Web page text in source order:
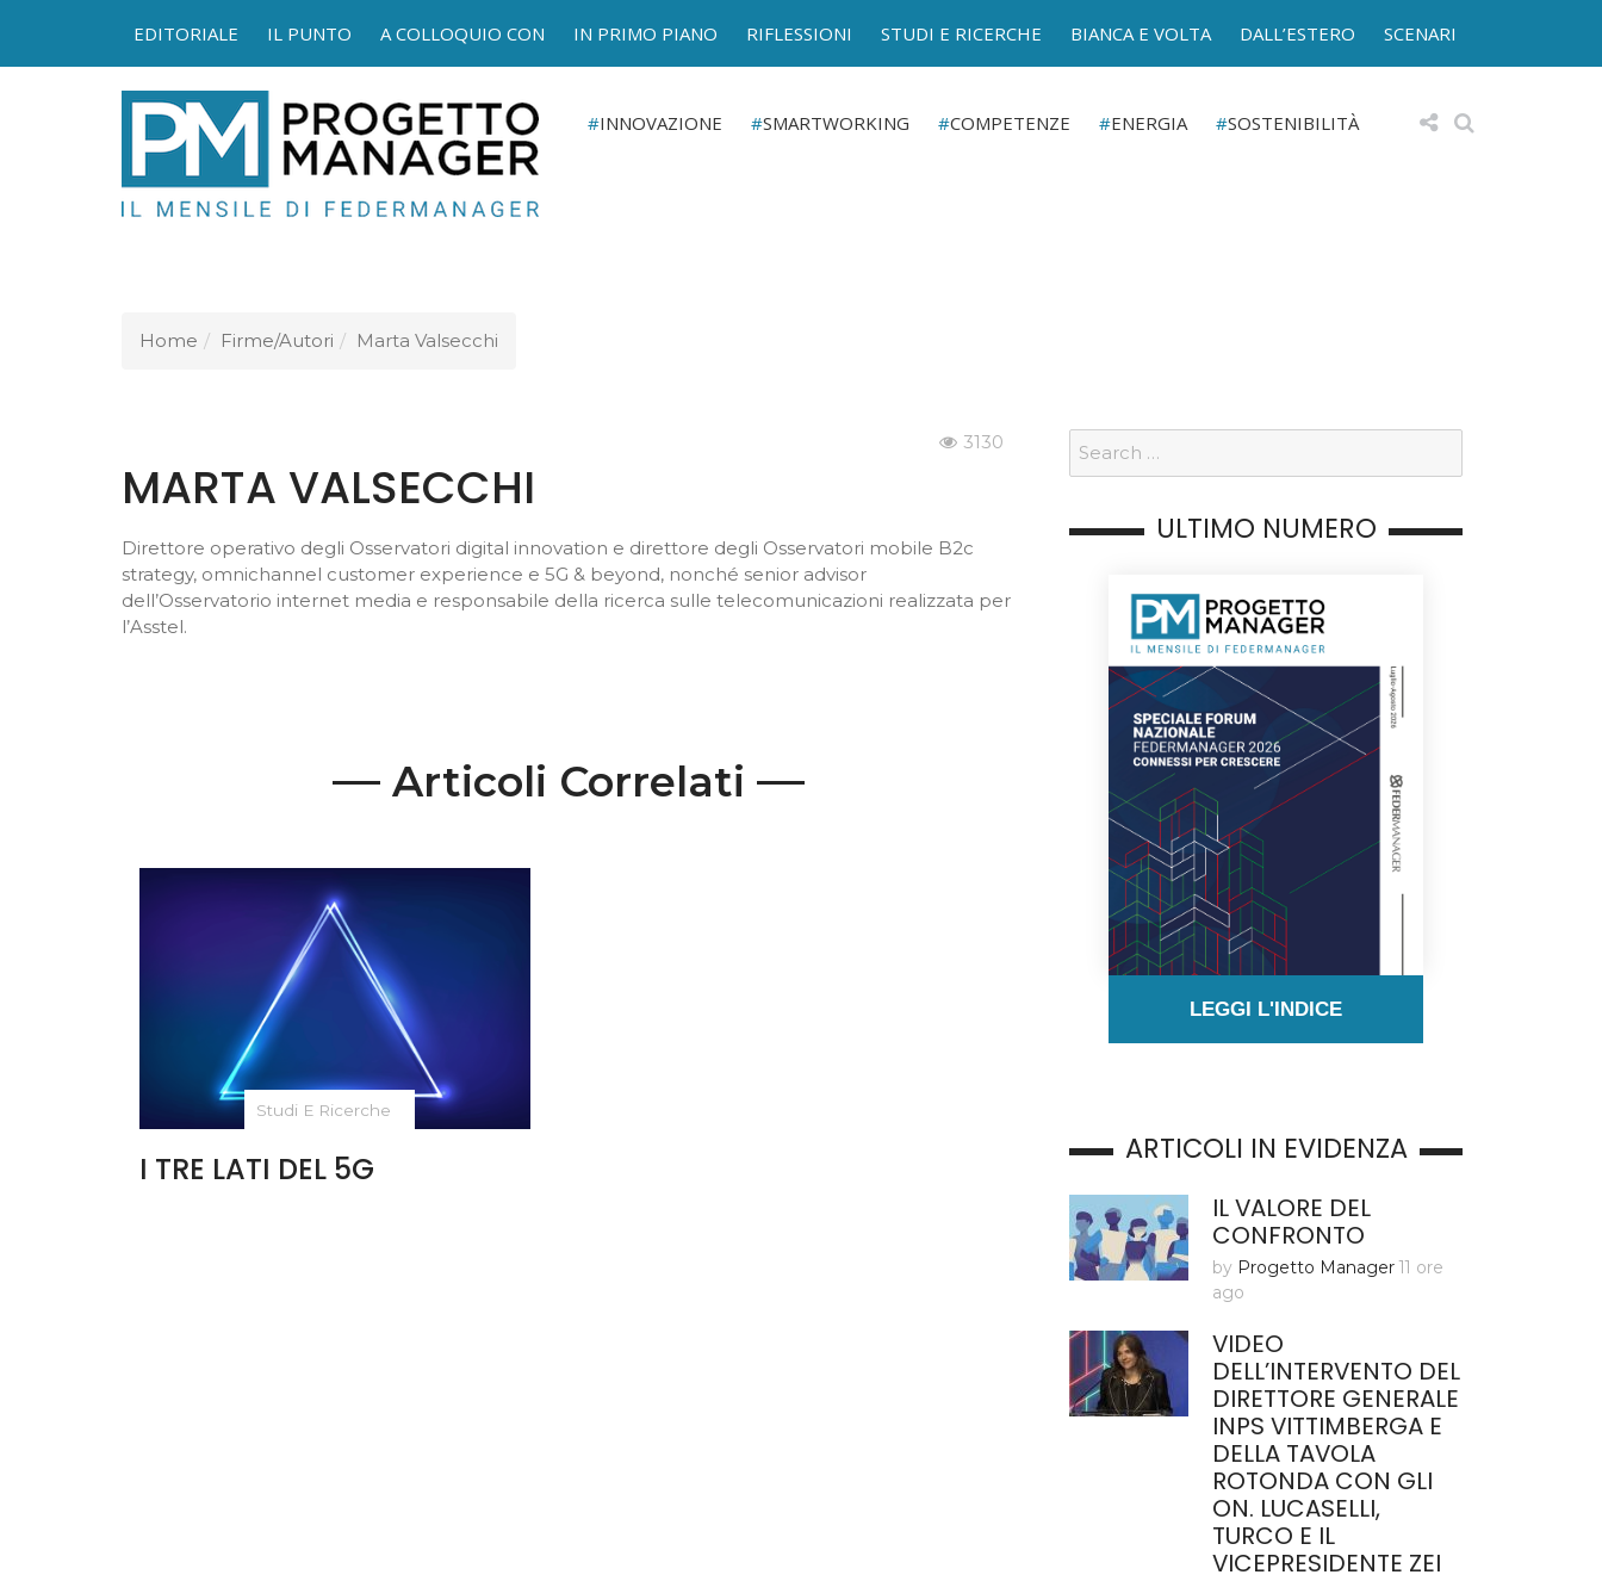
EDITORIALE IL PUNTO A COLLOQUIO CON IN PRIMO PIANO RIFLESSIONI STUDI E RICERCHE BIANCA E VOLTA DALL’ESTERO SCENARI
INNOVAZIONE SMARTWORKING COMPETENZE ENERGIA SOSTENIBILITÀ
Home Firme/Autori Marta Valsecchi
3130
MARTA VALSECCHI
Direttore operativo degli Osservatori digital innovation e direttore degli Osservatori mobile B2c
strategy, omnichannel customer experience e 5G & beyond, nonché senior advisor
dell’Osservatorio internet media e responsabile della ricerca sulle telecomunicazioni realizzata per
l’Asstel.
Articoli Correlati
Studi E Ricerche
I TRE LATI DEL 5G
ULTIMO NUMERO
LEGGI L'INDICE
ARTICOLI IN EVIDENZA
IL VALORE DEL
CONFRONTO
by Progetto Manager 11 ore
ago
VIDEO
DELL’INTERVENTO DEL
DIRETTORE GENERALE
INPS VITTIMBERGA E
DELLA TAVOLA
ROTONDA CON GLI
ON. LUCASELLI,
TURCO E IL
VICEPRESIDENTE ZEI